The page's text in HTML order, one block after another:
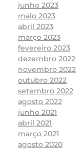
junho 2023
maio 2023
abril 2023
março 2023
fevereiro 2023
dezembro 2022
novembro 2022
outubro 2022
setembro 2022
agosto 2022
junho 2021
abril 2021
março 2021
agosto 2020